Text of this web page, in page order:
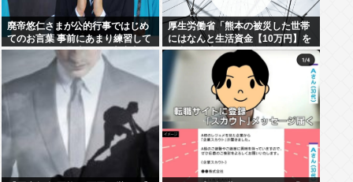
廃帝悠仁さまが公的行事ではじめ
てのお言葉 事前にあまり練習して
ないっぽい。滑舌悪いし大丈夫な
厚生労働省「熊本の被災した世帯
にはなんと生活資金【10万円】を
無利子で貸してあげます」